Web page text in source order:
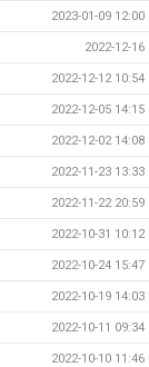
2023-01-09 12:00
2022-12-16
2022-12-12 10:54
2022-12-05 14:15
2022-12-02 14:08
2022-11-23 13:33
2022-11-22 20:59
2022-10-31 10:12
2022-10-24 15:47
2022-10-19 14:03
2022-10-11 09:34
2022-10-10 11:46